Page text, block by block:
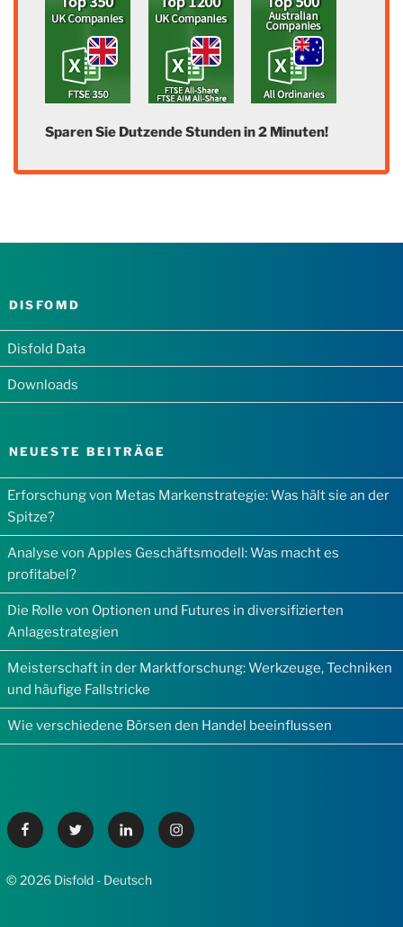
Sparen Sie Dutzende Stunden in 2 Minuten!
DISFOMD
Disfold Data
Downloads
NEUESTE BEITRÄGE
Erforschung von Metas Markenstrategie: Was hält sie an der
Spitze?
Analyse von Apples Geschäftsmodell: Was macht es
profitabel?
Die Rolle von Optionen und Futures in diversifizierten
Anlagestrategien
Meisterschaft in der Marktforschung: Werkzeuge, Techniken
und häufige Fallstricke
Wie verschiedene Börsen den Handel beeinflussen
FacebookTwitter LinkedinInstagram
© 2026 Disfold - Deutsch